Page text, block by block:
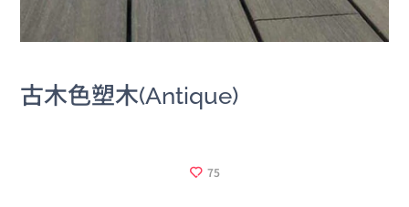
古木色塑木(Antique)
75